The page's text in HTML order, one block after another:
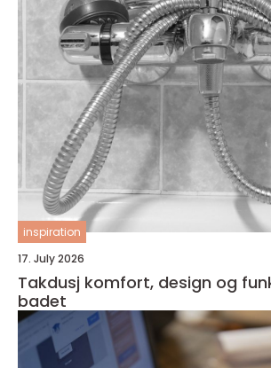
inspiration
17. July 2026
Takdusj komfort, design og funksjon på
badet